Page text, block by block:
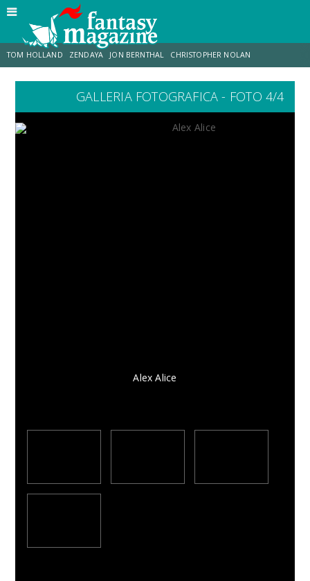
TOM HOLLAND ZENDAYA JON BERNTHAL CHRISTOPHER NOLAN
LUCCA COMICS & GAMES ODISSEA CHRIS MCKENNA
GALLERIA FOTOGRAFICA - FOTO 4/4
Alex Alice